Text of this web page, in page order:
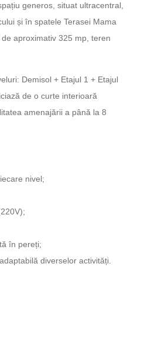
generos, situat ultracentral,
și în spatele Terasei Mama
aproximativ 325 mp, teren
Demisol + Etajul 1 + Etajul
de o curte interioară
amenajării a până la 8
nivel;
în pereți;
diverselor activități.